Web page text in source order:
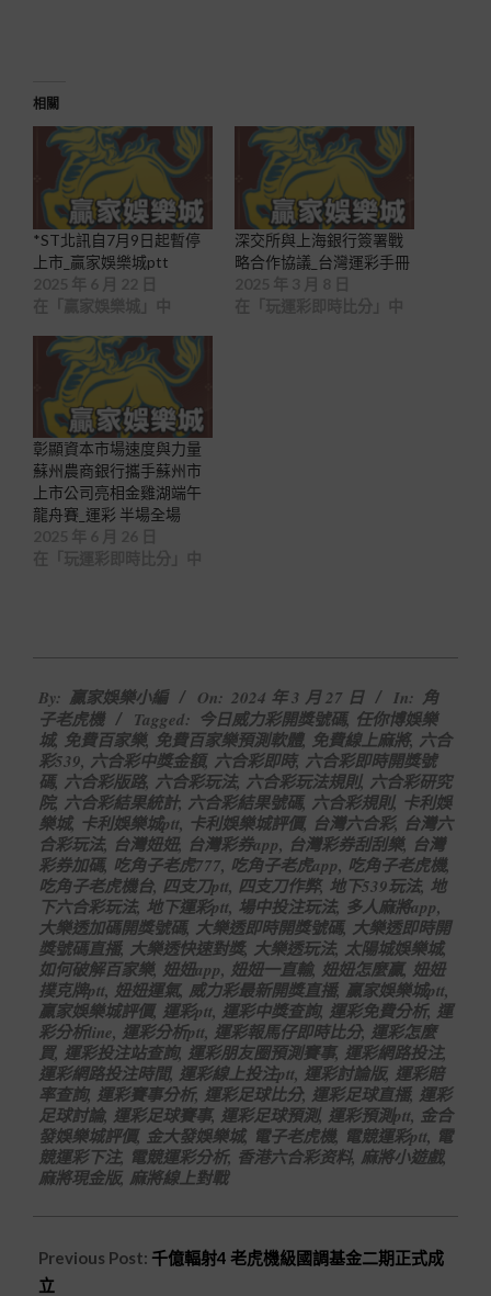
相關
*ST北訊自7月9日起暫停
上市_贏家娛樂城ptt
深交所與上海銀行簽署戰
略合作協議_台灣運彩手冊
彰顯資本市場速度與力量
蘇州農商銀行攜手蘇州市
上市公司亮相金雞湖端午
龍舟賽_運彩 半場全場
03-
27
By: 贏家娛樂小編 On: 2024 年 3 月 27 日 In: 角
子老虎機
Tagged: 今日威力彩開獎號碼, 任你博娛樂
城, 免費百家樂, 免費百家樂預測軟體, 免費線上麻將, 六合
彩539, 六合彩中獎金額, 六合彩即時, 六合彩即時開獎號
碼, 六合彩版路, 六合彩玩法, 六合彩玩法規則, 六合彩研究
院, 六合彩結果統計, 六合彩結果號碼, 六合彩規則, 卡利娛
樂城, 卡利娛樂城ptt, 卡利娛樂城評價, 台灣六合彩, 台灣六
合彩玩法, 台灣妞妞, 台灣彩券app, 台灣彩券刮刮樂, 台灣
彩券加碼, 吃角子老虎777, 吃角子老虎app, 吃角子老虎機,
吃角子老虎機台, 四支刀ptt, 四支刀作弊, 地下539玩法, 地
下六合彩玩法, 地下運彩ptt, 場中投注玩法, 多人麻將app,
大樂透加碼開獎號碼, 大樂透即時開獎號碼, 大樂透即時開
獎號碼直播, 大樂透快速對獎, 大樂透玩法, 太陽城娛樂城,
如何破解百家樂, 妞妞app, 妞妞一直輸, 妞妞怎麼贏, 妞妞
撲克牌ptt, 妞妞運氣, 威力彩最新開獎直播, 贏家娛樂城ptt,
贏家娛樂城評價, 運彩ptt, 運彩中獎查詢, 運彩免費分析, 運
彩分析line, 運彩分析ptt, 運彩報馬仔即時比分, 運彩怎麼
買, 運彩投注站查詢, 運彩朋友圈預測賽事, 運彩網路投注,
運彩網路投注時間, 運彩線上投注ptt, 運彩討論版, 運彩賠
率查詢, 運彩賽事分析, 運彩足球比分, 運彩足球直播, 運彩
足球討論, 運彩足球賽事, 運彩足球預測, 運彩預測ptt, 金合
發娛樂城評價, 金大發娛樂城, 電子老虎機, 電競運彩ptt, 電
競運彩下注, 電競運彩分析, 香港六合彩资料, 麻將小遊戲,
麻將現金版, 麻將線上對戰
Previous Post: 千億輻射4 老虎機級國調基金二期正式成
立